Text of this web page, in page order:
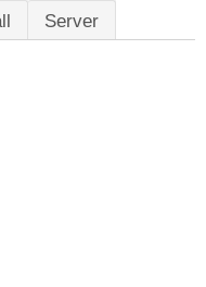
Server